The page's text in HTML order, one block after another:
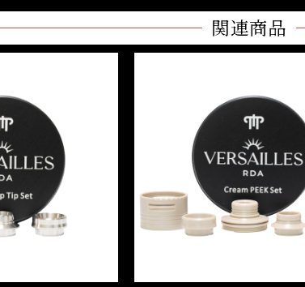
関連商品